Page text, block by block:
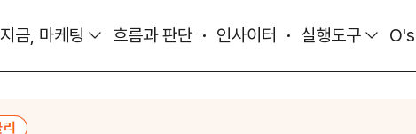
지금, 마케팅 흐름과 판단 인사이터 실행도구